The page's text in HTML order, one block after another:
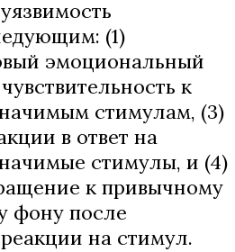
(1)
эмоциональный
к
стимулам, (3)
в ответ на
стимулы, и (4)
к привычному
фону после
на стимул.